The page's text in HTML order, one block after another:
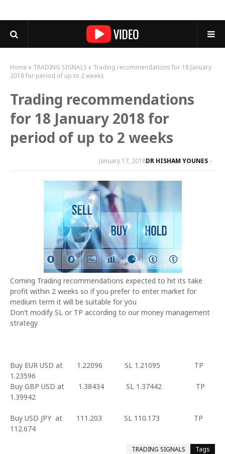
Home TRADING SIGNALS
Trading recommendations for 18 January
2018 for period of up to 2 weeks
Trading recommendations
for 18 January 2018 for
period of up to 2 weeks
DR HISHAM YOUNES
January 17, 2018
Coming Trading recommendations expected to hit its take
profit within 2 weeks so if you prefer to enter market for
medium term it will be suitable for you
Don’t modify SL or TP according to our money management
strategy
Buy EUR USD at 1.22096 SL 1.21095 TP
1.23596
Buy GBP USD at 1.38434 SL 1.37442 TP
1.39942
Buy USD JPY at 111.203 SL 110.173 TP
112.674
Tags
TRADING SIGNALS